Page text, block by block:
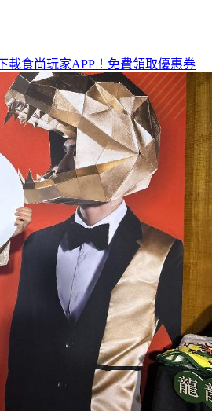
載食尚玩家APP！免費領取優惠券